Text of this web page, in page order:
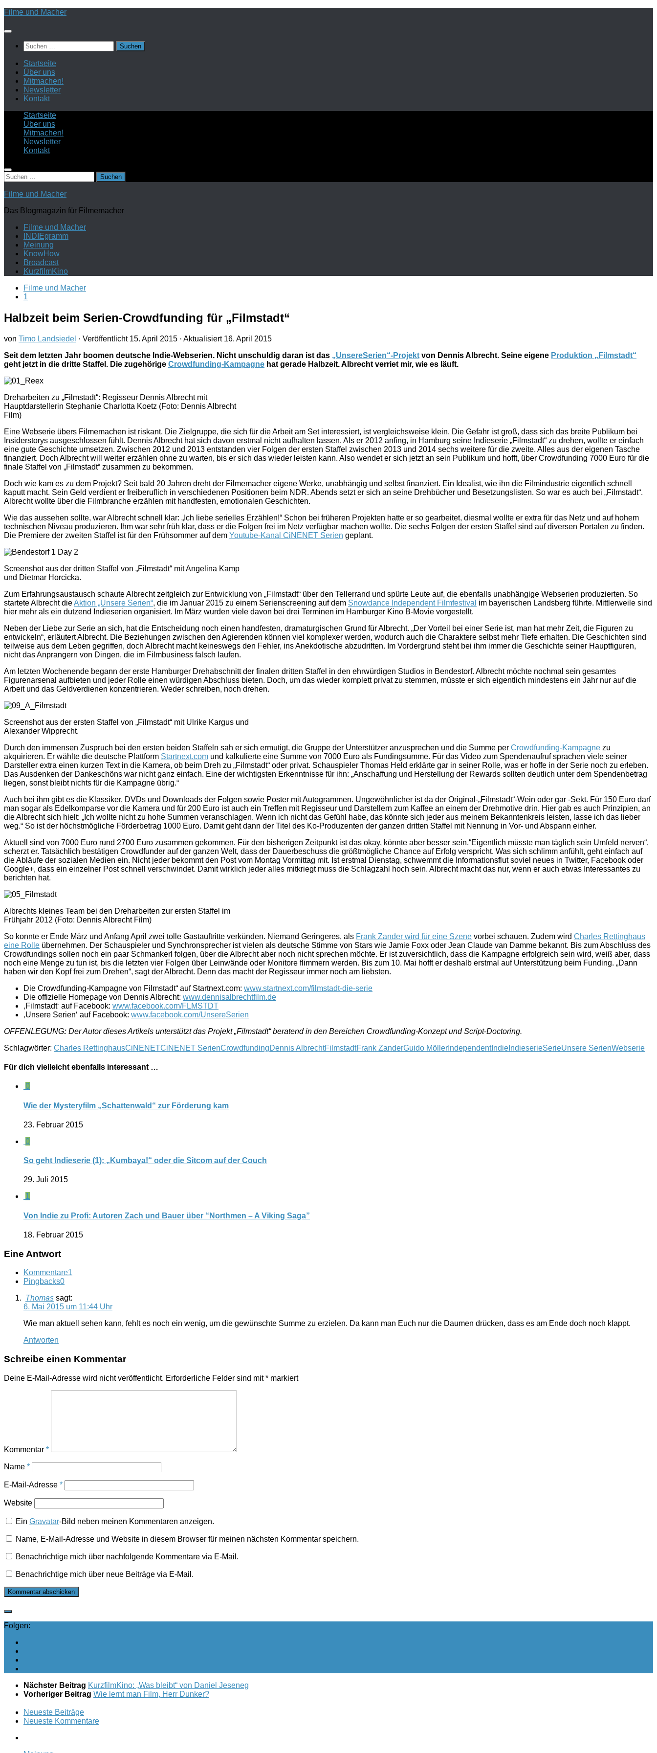
Zum
springen
Filme und Macher
Suchen
nach:
Startseite
Über uns
Mitmachen!
Newsletter
Kontakt
Startseite
Über uns
Mitmachen!
Newsletter
Kontakt
Suchen
nach:
Filme und Macher
Das Blogmagazin für Filmemacher
Filme und Macher
INDIEgramm
Meinung
KnowHow
Broadcast
KurzfilmKino
Filme und Macher
1
Halbzeit beim Serien-Crowdfunding für „Filmstadt“
von Timo Landsiedel · Veröffentlicht 15. April 2015 · Aktualisiert 16. April 2015
Seit dem letzten Jahr boomen deutsche Indie-Webserien. Nicht unschuldig daran ist das „UnsereSerien“-Projekt von Dennis Albrecht. Seine eigene Produktion „Filmstadt“
geht jetzt in die dritte Staffel. Die zugehörige Crowdfunding-Kampagne hat gerade Halbzeit. Albrecht verriet mir, wie es läuft.
Dreharbeiten zu „Filmstadt“: Regisseur Dennis Albrecht mit
Hauptdarstellerin Stephanie Charlotta Koetz (Foto: Dennis Albrecht
Film)
Eine Webserie übers Filmemachen ist riskant. Die Zielgruppe, die sich für die Arbeit am Set interessiert, ist vergleichsweise klein. Die Gefahr ist groß, dass sich das breite Publikum bei
Insiderstorys ausgeschlossen fühlt. Dennis Albrecht hat sich davon erstmal nicht aufhalten lassen. Als er 2012 anfing, in Hamburg seine Indieserie „Filmstadt“ zu drehen, wollte er einfach
eine gute Geschichte umsetzen. Zwischen 2012 und 2013 entstanden vier Folgen der ersten Staffel zwischen 2013 und 2014 sechs weitere für die zweite. Alles aus der eigenen Tasche
finanziert. Doch Albrecht will weiter erzählen ohne zu warten, bis er sich das wieder leisten kann. Also wendet er sich jetzt an sein Publikum und hofft, über Crowdfunding 7000 Euro für die
finale Staffel von „Filmstadt“ zusammen zu bekommen.
Doch wie kam es zu dem Projekt? Seit bald 20 Jahren dreht der Filmemacher eigene Werke, unabhängig und selbst finanziert. Ein Idealist, wie ihn die Filmindustrie eigentlich schnell
kaputt macht. Sein Geld verdient er freiberuflich in verschiedenen Positionen beim NDR. Abends setzt er sich an seine Drehbücher und Besetzungslisten. So war es auch bei „Filmstadt“.
Albrecht wollte über die Filmbranche erzählen mit handfesten, emotionalen Geschichten.
Wie das aussehen sollte, war Albrecht schnell klar: „Ich liebe serielles Erzählen!“ Schon bei früheren Projekten hatte er so gearbeitet, diesmal wollte er extra für das Netz und auf hohem
technischen Niveau produzieren. Ihm war sehr früh klar, dass er die Folgen frei im Netz verfügbar machen wollte. Die sechs Folgen der ersten Staffel sind auf diversen Portalen zu finden.
Die Premiere der zweiten Staffel ist für den Frühsommer auf dem Youtube-Kanal CiNENET Serien geplant.
Screenshot aus der dritten Staffel von „Filmstadt“ mit Angelina Kamp
und Dietmar Horcicka.
Zum Erfahrungsaustausch schaute Albrecht zeitgleich zur Entwicklung von „Filmstadt“ über den Tellerrand und spürte Leute auf, die ebenfalls unabhängige Webserien produzierten. So
startete Albrecht dieAktion „Unsere Serien“, die im Januar 2015 zu einem Serienscreening auf dem Snowdance Independent Filmfestival im bayerischen Landsberg führte. Mittlerweile sind
hier mehr als ein dutzend Indieserien organisiert. Im März wurden viele davon bei drei Terminen im Hamburger Kino B-Movie vorgestellt.
Neben der Liebe zur Serie an sich, hat die Entscheidung noch einen handfesten, dramaturgischen Grund für Albrecht. „Der Vorteil bei einer Serie ist, man hat mehr Zeit, die Figuren zu
entwickeln“, erläutert Albrecht. Die Beziehungen zwischen den Agierenden können viel komplexer werden, wodurch auch die Charaktere selbst mehr Tiefe erhalten. Die Geschichten sind
teilweise aus dem Leben gegriffen, doch Albrecht macht keineswegs den Fehler, ins Anekdotische abzudriften. Im Vordergrund steht bei ihm immer die Geschichte seiner Hauptfiguren,
nicht das Anprangern von Dingen, die im Filmbusiness falsch laufen.
Am letzten Wochenende begann der erste Hamburger Drehabschnitt der finalen dritten Staffel in den ehrwürdigen Studios in Bendestorf. Albrecht möchte nochmal sein gesamtes
Figurenarsenal aufbieten und jeder Rolle einen würdigen Abschluss bieten. Doch, um das wieder komplett privat zu stemmen, müsste er sich eigentlich mindestens ein Jahr nur auf die
Arbeit und das Geldverdienen konzentrieren. Weder schreiben, noch drehen.
Screenshot aus der ersten Staffel von „Filmstadt“ mit Ulrike Kargus und
Alexander Wipprecht.
Durch den immensen Zuspruch bei den ersten beiden Staffeln sah er sich ermutigt, die Gruppe der Unterstützer anzusprechen und die Summe per Crowdfunding-Kampagne zu
akquirieren. Er wählte die deutsche Plattform Startnext.com und kalkulierte eine Summe von 7000 Euro als Fundingsumme. Für das Video zum Spendenaufruf sprachen viele seiner
Darsteller extra einen kurzen Text in die Kamera, ob beim Dreh zu „Filmstadt“ oder privat. Schauspieler Thomas Held erklärte gar in seiner Rolle, was er hoffe in der Serie noch zu erleben.
Das Ausdenken der Dankeschöns war nicht ganz einfach. Eine der wichtigsten Erkenntnisse für ihn: „Anschaffung und Herstellung der Rewards sollten deutlich unter dem Spendenbetrag
liegen, sonst bleibt nichts für die Kampagne übrig.“
Auch bei ihm gibt es die Klassiker, DVDs und Downloads der Folgen sowie Poster mit Autogrammen. Ungewöhnlicher ist da der Original-„Filmstadt“-Wein oder gar -Sekt. Für 150 Euro darf
man sogar als Edelkomparse vor die Kamera und für 200 Euro ist auch ein Treffen mit Regisseur und Darstellern zum Kaffee an einem der Drehmotive drin. Hier gab es auch Prinzipien, an
die Albrecht sich hielt: „Ich wollte nicht zu hohe Summen veranschlagen. Wenn ich nicht das Gefühl habe, das könnte sich jeder aus meinem Bekanntenkreis leisten, lasse ich das lieber
weg.“ So ist der höchstmögliche Förderbetrag 1000 Euro. Damit geht dann der Titel des Ko-Produzenten der ganzen dritten Staffel mit Nennung in Vor- und Abspann einher.
Aktuell sind von 7000 Euro rund 2700 Euro zusammen gekommen. Für den bisherigen Zeitpunkt ist das okay, könnte aber besser sein.“Eigentlich müsste man täglich sein Umfeld nerven“,
scherzt er. Tatsächlich bestätigen Crowdfunder auf der ganzen Welt, dass der Dauerbeschuss die größtmögliche Chance auf Erfolg verspricht. Was sich schlimm anfühlt, geht einfach auf
die Abläufe der sozialen Medien ein. Nicht jeder bekommt den Post vom Montag Vormittag mit. Ist erstmal Dienstag, schwemmt die Informationsflut soviel neues in Twitter, Facebook oder
Google+, dass ein einzelner Post schnell verschwindet. Damit wirklich jeder alles mitkriegt muss die Schlagzahl hoch sein. Albrecht macht das nur, wenn er auch etwas Interessantes zu
berichten hat.
Albrechts kleines Team bei den Dreharbeiten zur ersten Staffel im
Frühjahr 2012 (Foto: Dennis Albrecht Film)
So konnte er Ende März und Anfang April zwei tolle Gastauftritte verkünden. Niemand Geringeres, als Frank Zander wird für eine Szene vorbei schauen. Zudem wird Charles Rettinghaus
eine Rolle übernehmen. Der Schauspieler und Synchronsprecher ist vielen als deutsche Stimme von Stars wie Jamie Foxx oder Jean Claude van Damme bekannt. Bis zum Abschluss des
Crowdfundings sollen noch ein paar Schmankerl folgen, über die Albrecht aber noch nicht sprechen möchte. Er ist zuversichtlich, dass die Kampagne erfolgreich sein wird, weiß aber, dass
noch eine Menge zu tun ist, bis die letzten vier Folgen über Leinwände oder Monitore flimmern werden. Bis zum 10. Mai hofft er deshalb erstmal auf Unterstützung beim Funding. „Dann
haben wir den Kopf frei zum Drehen“, sagt der Albrecht. Denn das macht der Regisseur immer noch am liebsten.
Die Crowdfunding-Kampagne von Filmstadt“ auf Startnext.com: www.startnext.com/filmstadt-die-serie
Die offizielle Homepage von Dennis Albrecht: www.dennisalbrechtfilm.de
‚Filmstadt‘ auf Facebook: www.facebook.com/FLMSTDT
‚Unsere Serien‘ auf Facebook: www.facebook.com/UnsereSerien
OFFENLEGUNG: Der Autor dieses Artikels unterstützt das Projekt „Filmstadt“ beratend in den Bereichen Crowdfunding-Konzept und Script-Doctoring.
Schlagwörter: Charles RettinghausCiNENETCiNENET SerienCrowdfundingDennis AlbrechtFilmstadtFrank ZanderGuido Möller IndependentIndie IndieserieSerieUnsere SerienWebserie
Für dich vielleicht ebenfalls interessant …
0
Wie der Mysteryfilm „Schattenwald“ zur Förderung kam
23. Februar 2015
0
So geht Indieserie (1): „Kumbaya!“ oder die Sitcom auf der Couch
29. Juli 2015
1
Von Indie zu Profi: Autoren Zach und Bauer über “Northmen – A Viking Saga”
18. Februar 2015
Eine Antwort
Kommentare1
Pingbacks0
Thomas sagt:
6. Mai 2015 um 11:44 Uhr
Wie man aktuell sehen kann, fehlt es noch ein wenig, um die gewünschte Summe zu erzielen. Da kann man Euch nur die Daumen drücken, dass es am Ende doch noch klappt.
Antworten
Schreibe einen Kommentar
Deine E-Mail-Adresse wird nicht veröffentlicht. Erforderliche Felder sind mit* markiert
Kommentar *
Name *
E-Mail-Adresse *
Website
EinGravatar-Bild neben meinen Kommentaren anzeigen.
Name, E-Mail-Adresse und Website in diesem Browser für meinen nächsten Kommentar speichern.
Benachrichtige mich über nachfolgende Kommentare via E-Mail.
Benachrichtige mich über neue Beiträge via E-Mail.
Folgen:
Nächster Beitrag KurzfilmKino: „Was bleibt“ von Daniel Jeseneg
Vorheriger Beitrag Wie lernt man Film, Herr Dunker?
Neueste Beiträge
Neueste Kommentare